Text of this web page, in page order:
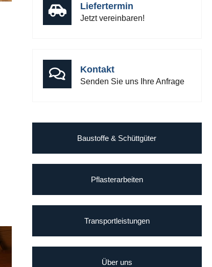
Liefertermin
Jetzt vereinbaren!
Kontakt
Senden Sie uns Ihre Anfrage
Baustoffe & Schüttgüter
Pflasterarbeiten
Transportleistungen
Über uns